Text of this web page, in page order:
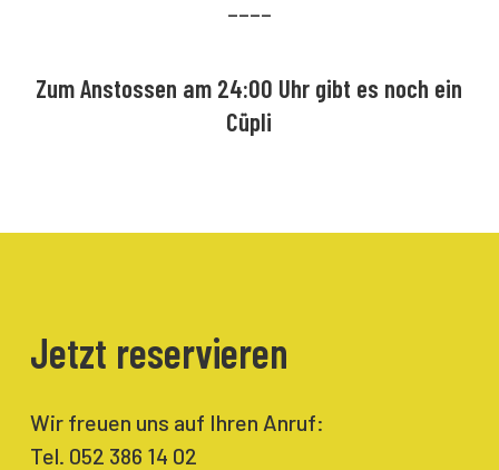
––––
Zum Anstossen am 24:00 Uhr gibt es noch ein
Cüpli
Jetzt reservieren
Wir freuen uns auf Ihren Anruf:
Tel. 052 386 14 02